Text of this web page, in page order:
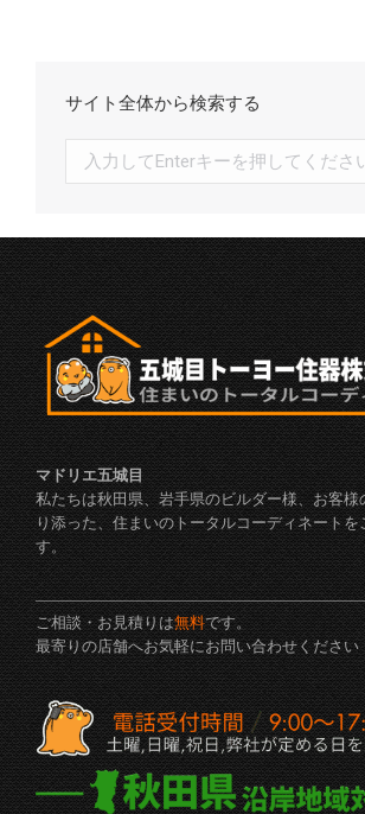
サイト全体から検索する
マドリエ五城目
私たちは秋田県、岩手県のビルダー様、お客様
り添った、住まいのトータルコーディネートを
す。
ご相談・お見積りは無料です。
最寄りの店舗へお気軽にお問い合わせください